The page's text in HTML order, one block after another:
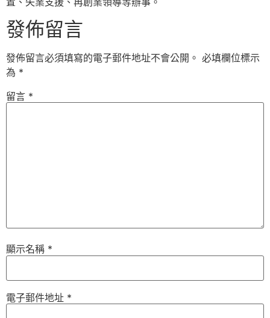
發佈留言
發佈留言必須填寫的電子郵件地址不會公開。 必填欄位標示
為 *
留言 *
顯示名稱 *
電子郵件地址 *